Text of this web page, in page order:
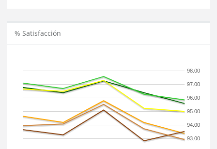
% Satisfacción
93.00
94.00
95.00
96.00
97.00
98.00